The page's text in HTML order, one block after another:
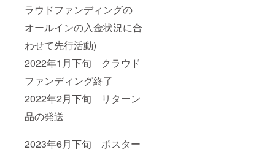
ラウドファンディングの
オールインの入金状況に合
わせて先行活動)
2022年1月下旬 クラウド
ファンディング終了
2022年2月下旬 リターン
品の発送
2023年6月下旬 ポスター